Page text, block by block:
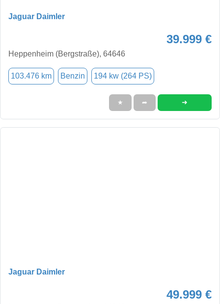
Jaguar Daimler
39.999 €
Heppenheim (Bergstraße), 64646
103.476 km Benzin 194 kw (264 PS)
★ ➦ ➜
Jaguar Daimler
49.999 €